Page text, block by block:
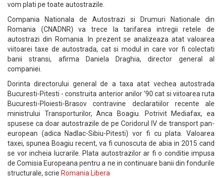
vom plati pe toate autostrazile.
Compania Nationala de Autostrazi si Drumuri Nationale din
Romania (CNADNR) va trece la tarifarea intregii retele de
autostrazi din Romania. In prezent se analizeaza atat valoarea
viitoarei taxe de autostrada, cat si modul in care vor fi colectati
banii stransi, afirma Daniela Draghia, director general al
companiei.
Dorinta directorului general de a taxa atat vechea autostrada
Bucuresti-Pitesti - construita anterior anilor '90 cat si viitoarea ruta
Bucuresti-Ploiesti-Brasov contravine declaratiilor recente ale
ministrului Transporturilor, Anca Boagiu. Potrivit Mediafax, ea
spusese ca doar autostrazile de pe Coridorul IV de transport pan-
european (adica Nadlac-Sibiu-Pitesti) vor fi cu plata. Valoarea
taxei, spunea Boagiu recent, va fi cunoscuta de abia in 2015 cand
se vor incheia lucrarile. Plata autostrazilor ar fi o conditie impusa
de Comisia Europeana pentru a ne in continuare banii din fondurile
structurale, scrie Romania Libera